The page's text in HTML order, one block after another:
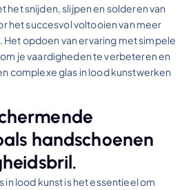
het snijden, slijpen en solderen van
het succesvol voltooien van meer
opdoen van ervaring met simpele
je vaardigheden te verbeteren en
complexe glas in lood kunstwerken
handschoenen
in lood kunst is het essentieel om